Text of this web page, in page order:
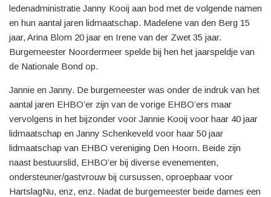
ledenadministratie Janny Kooij aan bod met de volgende namen
en hun aantal jaren lidmaatschap. Madelene van den Berg 15
jaar, Arina Blom 20 jaar en Irene van der Zwet 35 jaar.
Burgemeester Noordermeer spelde bij hen het jaarspeldje van
de Nationale Bond op.
Jannie en Janny. De burgemeester was onder de indruk van het
aantal jaren EHBO’er zijn van de vorige EHBO’ers maar
vervolgens in het bijzonder voor Jannie Kooij voor haar 40 jaar
lidmaatschap en Janny Schenkeveld voor haar 50 jaar
lidmaatschap van EHBO vereniging Den Hoorn. Beide zijn
naast bestuurslid, EHBO’er bij diverse evenementen,
ondersteuner/gastvrouw bij cursussen, oproepbaar voor
HartslagNu, enz, enz. Nadat de burgemeester beide dames een